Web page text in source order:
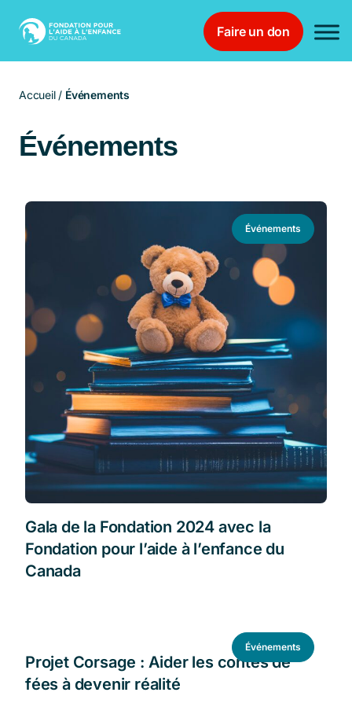
Faire un don
Accueil/ Événements
Événements
Événements
Gala de la Fondation 2024 avec la
Fondation pour l’aide à l’enfance du
Canada
Événements
Projet Corsage : Aider les contes de
fées à devenir réalité